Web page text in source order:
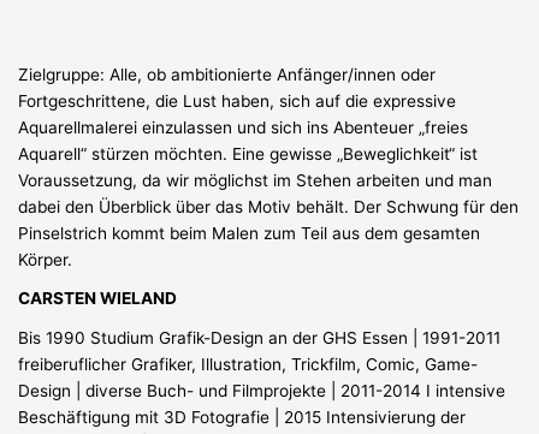
Zielgruppe: Alle, ob ambitionierte Anfänger/innen oder
Fortgeschrittene, die Lust haben, sich auf die expressive
Aquarellmalerei einzulassen und sich ins Abenteuer „freies
Aquarell“ stürzen möchten. Eine gewisse „Beweglichkeit“ ist
Voraussetzung, da wir möglichst im Stehen arbeiten und man
dabei den Überblick über das Motiv behält. Der Schwung für den
Pinselstrich kommt beim Malen zum Teil aus dem gesamten
Körper.
CARSTEN WIELAND
Bis 1990 Studium Grafik-Design an der GHS Essen | 1991-2011
freiberuflicher Grafiker, Illustration, Trickfilm, Comic, Game-
Design | diverse Buch- und Filmprojekte | 2011-2014 I intensive
Beschäftigung mit 3D Fotografie | 2015 Intensivierung der